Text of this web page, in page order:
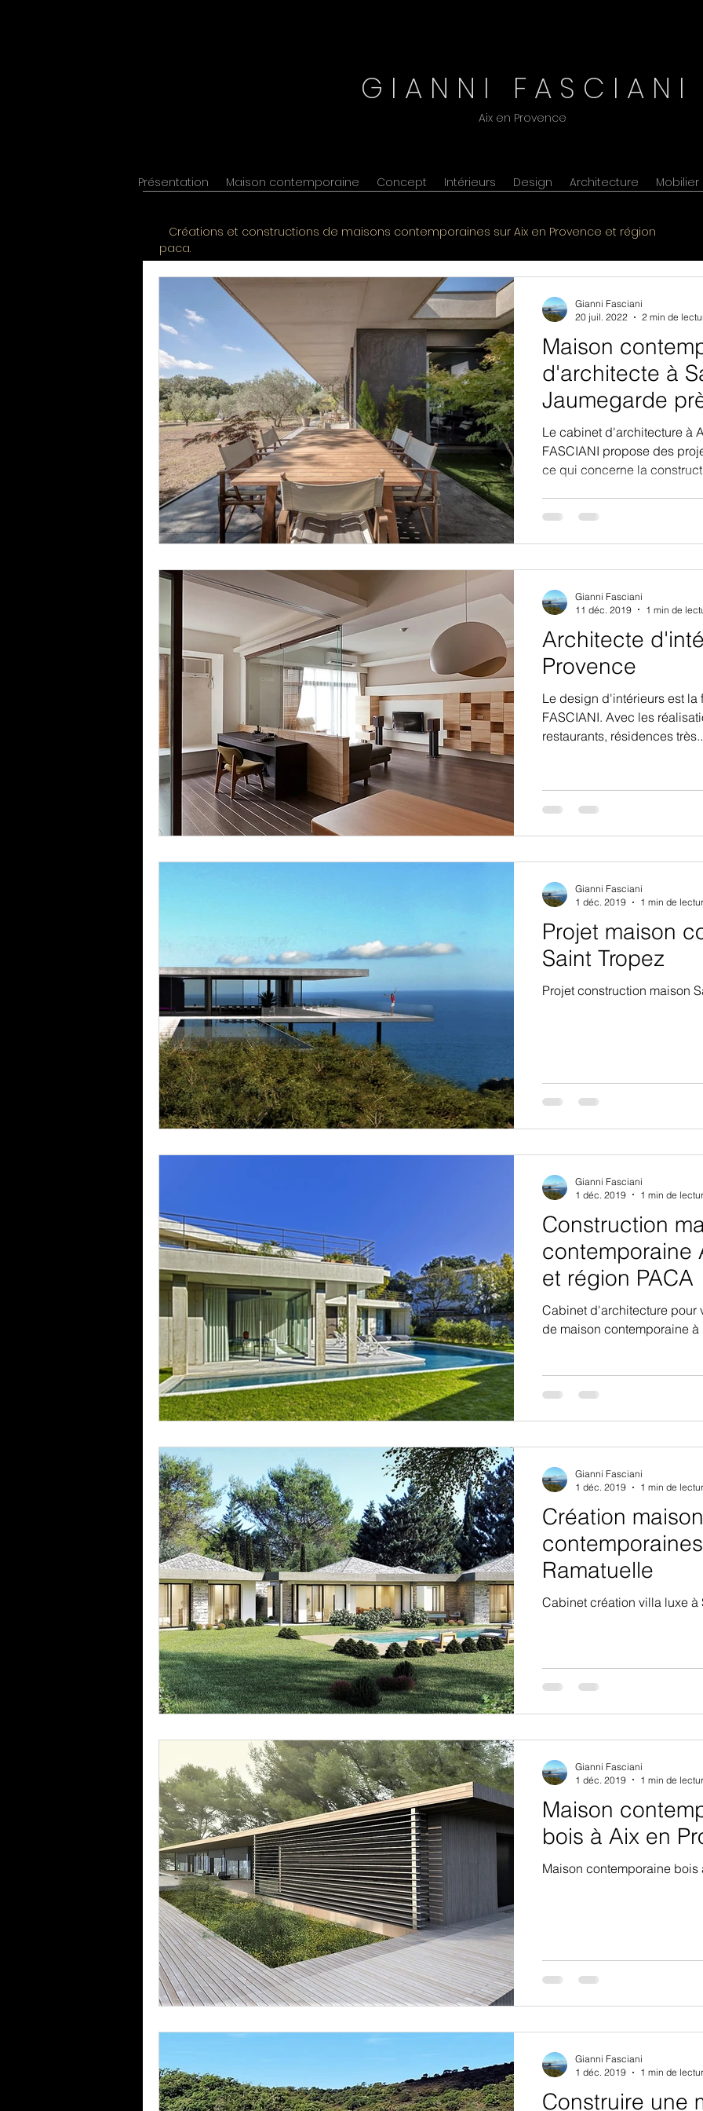
G I A N N I F A S C I A N I
Aix en Provence
Présentation Maison contemporaine Concept Intérieurs Design Architecture Mobilier
Tous les posts Construire une maison Gordes Lubero
Construire une maison contemporaine
Construire une maison contemporaine Maison
Maison contemporaine Aix en Provenc Maison
Maison contemporaine Saint Rémy de Maitre d'oeuvre villa
Rénovation appartement extension de
Rénovation maison ancienne Aix en P Architecte intérieur à
Projet extension maison Saint Trope Construction de maison
Rénovation maison propriété Aix en Construire maison
Galerie art contemporain Aix en Pro Maitre d'oeuvre
Construire extension maison à Aix e Projet de maison
Projet extension
Rénovation maison Saint Tropez Var Maison contemporaine
Projet maison contemporaine Aix en
Maison
d'architecte à
Jaumegarde
Provence
Le cabinet d'architecture à
FASCIANI propose des
ce qui concerne la
Gianni Fasciani
20 juil. 2022
2 min de
Architecte
Provence
Le design d'intérieurs est
FASCIANI. Avec les
restaurants, résidences
Gianni Fasciani
11 déc. 2019
1 min de
Projet maison
Saint Tropez
Projet construction maison
Gianni Fasciani
1 déc. 2019
1 min de
Construction
contemporaine
et région PACA
Cabinet d'architecture pour
de maison contemporaine
Gianni Fasciani
1 déc. 2019
1 min de
Création
Ramatuelle
Cabinet création villa luxe à
Gianni Fasciani
1 déc. 2019
1 min de
Maison
bois à Aix en
Maison contemporaine bois
Gianni Fasciani
1 déc. 2019
1 min de
Construire une
Gianni Fasciani
1 déc. 2019
1 min de
Créations et constructions de maisons contemporaines sur Aix en Provence et région
paca.